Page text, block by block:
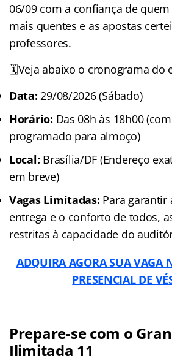
06/09 com a confiança de
mais quentes e as apostas
professores.
🗓️Veja abaixo o cronograma do
Data: 29/08/2026 (Sábado)
Horário: Das 08h às 18h00
programado para almoço)
Local: Brasília/DF (Endereço
em breve)
Vagas Limitadas: Para garantir
entrega e o conforto de todos,
restritas à capacidade do
ADQUIRA AGORA SUA VAGA
PRESENCIAL DE
Prepare-se com o
Ilimitada 11